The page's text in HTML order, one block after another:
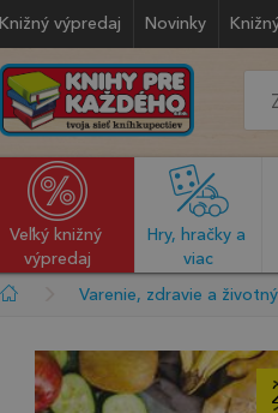
Knižný výpredaj Novinky
Veľký knižný
výpredaj
Hry, hračky a
viac
Varenie, zdravie a